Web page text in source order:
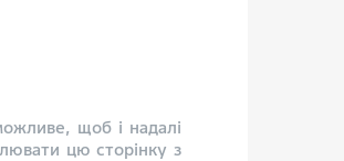
щоб і надалі
цю сторінку з